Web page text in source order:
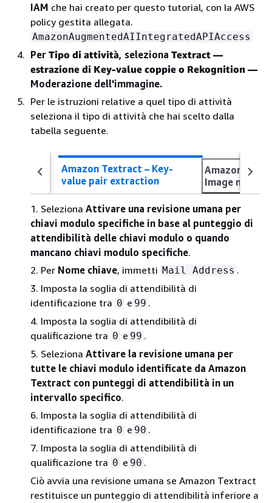
IAM che hai creato per questo tutorial, con la AWS
policy gestita allegata.
AmazonAugmentedAIIntegratedAPIAccess
Per Tipo di attività, seleziona Textract —
estrazione di Key-value coppie o Rekognition —
Moderazione dell'immagine.
Per le istruzioni relative a quel tipo di attività
seleziona il tipo di attività che hai scelto dalla
tabella seguente.
Amazon Textract – Key-
value pair extraction
Amazon
Image
1. Seleziona Attivare una revisione umana per
chiavi modulo specifiche in base al punteggio di
attendibilità delle chiavi modulo o quando
mancano chiavi modulo specifiche.
2. Per Nome chiave, immetti Mail Address .
3. Imposta la soglia di attendibilità di
identificazione tra 0 e 99 .
4. Imposta la soglia di attendibilità di
qualificazione tra 0 e 99 .
5. Seleziona Attivare la revisione umana per
tutte le chiavi modulo identificate da Amazon
Textract con punteggi di attendibilità in un
intervallo specifico.
6. Imposta la soglia di attendibilità di
identificazione tra 0 e 90 .
7. Imposta la soglia di attendibilità di
qualificazione tra 0 e 90 .
Ciò avvia una revisione umana se Amazon Textract
restituisce un punteggio di attendibilità inferiore a